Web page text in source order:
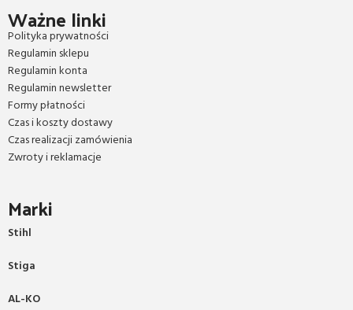
Ważne linki
Polityka prywatności
Regulamin sklepu
Regulamin konta
Regulamin newsletter
Formy płatności
Czas i koszty dostawy
Czas realizacji zamówienia
Zwroty i reklamacje
Marki
Stihl
Stiga
AL-KO